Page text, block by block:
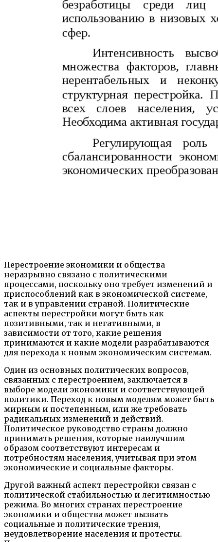
Перестроение экономики и общества
неразрывно связано с политическими
процессами, поскольку оно требует изменений и
приспособлений как в экономической системе,
так и в управлении страной. Политические
аспекты перестройки могут быть как
позитивными, так и негативными, в
зависимости от того, какие решения
принимаются и какие модели разрабатываются
для перехода к новым экономическим системам.
Один из основных политических вопросов,
связанных с перестроением, заключается в
выборе модели экономики и соответствующей
политики. Переход к новым моделям может быть
мирным и постепенным, или же требовать
радикальных изменений и действий.
Политическое руководство страны должно
принимать решения, которые наилучшим
образом соответствуют интересам и
потребностям населения, учитывая при этом
экономические и социальные факторы.
Другой важный аспект перестройки связан с
политической стабильностью и легитимностью
режима. Во многих странах перестроение
экономики и общества может вызвать
социальные и политические трения,
неудовлетворение населения и протесты.